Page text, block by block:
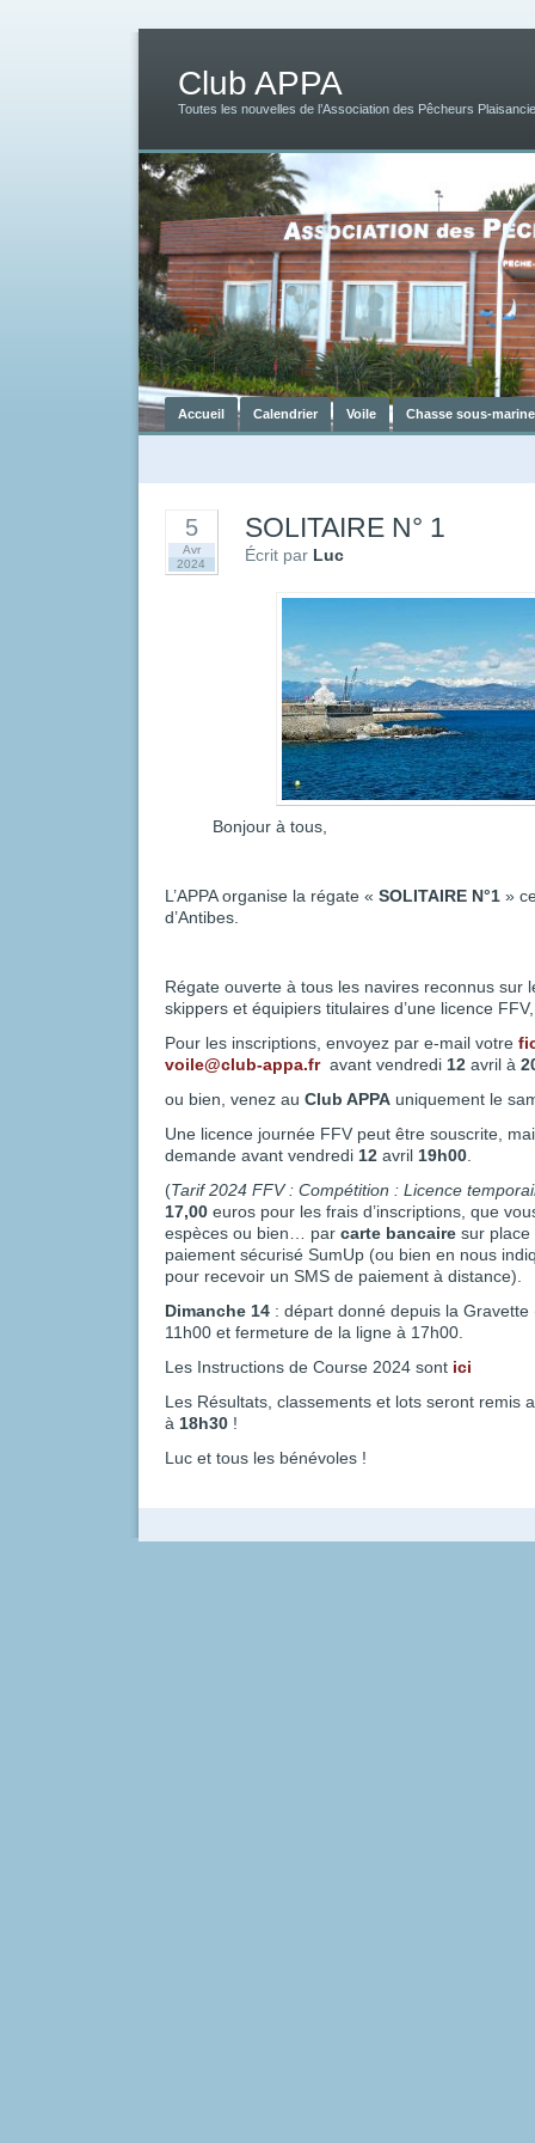
Club APPA
Toutes les nouvelles de l’Association des Pêcheurs
Accueil Calendrier Voile Chasse sous-marine
5
Avr
2024
SOLITAIRE N° 1
Écrit par Luc
Bonjour à tous,
L’APPA organise la régate « SOLITAIRE N°1 »
d’Antibes.
Régate ouverte à tous les navires reconnus sur
skippers et équipiers titulaires d’une licence
Pour les inscriptions, envoyez par e-mail votre
voile@club-appa.fr avant vendredi 12 avril à
ou bien, venez au Club APPA uniquement le
Une licence journée FFV peut être souscrite,
demande avant vendredi 12 avril 19h00.
(Tarif 2024 FFV : Compétition : Licence
17,00 euros pour les frais d’inscriptions, que
espèces ou bien… par carte bancaire sur place
paiement sécurisé SumUp (ou bien en nous
pour recevoir un SMS de paiement à distance).
Dimanche 14 : départ donné depuis la
11h00 et fermeture de la ligne à 17h00.
Les Instructions de Course 2024 sont ici
Les Résultats, classements et lots seront remis
à 18h30 !
Luc et tous les bénévoles !